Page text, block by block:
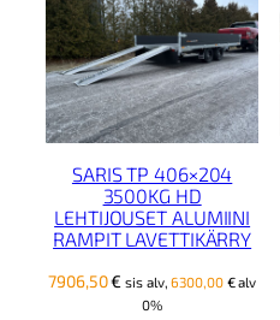
SARIS TP 406×204
3500KG HD
LEHTIJOUSET ALUMIINI
RAMPIT LAVETTIKÄRRY
7906,50€ sis alv,6300,00 €alv
0%